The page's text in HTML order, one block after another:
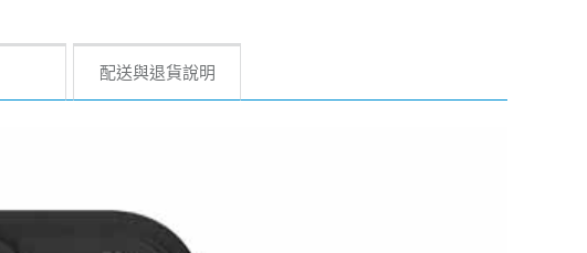
配送與退貨說明